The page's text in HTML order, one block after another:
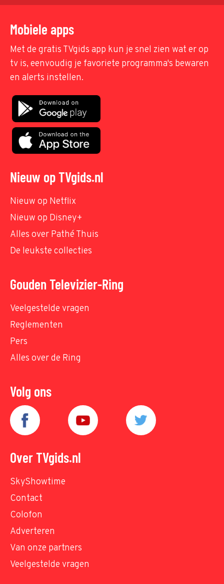
Mobiele apps
Met de gratis TVgids app kun je snel zien wat er op
tv is, eenvoudig je favoriete programma's bewaren
en alerts instellen.
Nieuw op TVgids.nl
Nieuw op Netflix
Nieuw op Disney+
Alles over Pathé Thuis
De leukste collecties
Gouden Televizier-Ring
Veelgestelde vragen
Reglementen
Pers
Alles over de Ring
Volg ons
Over TVgids.nl
SkyShowtime
Contact
Colofon
Adverteren
Van onze partners
Veelgestelde vragen